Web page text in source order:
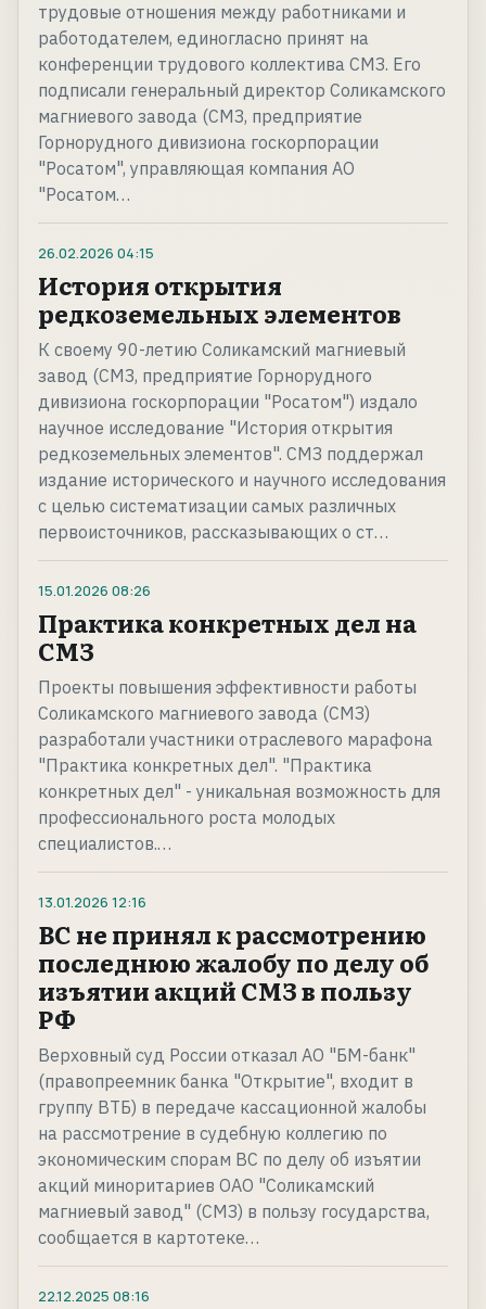
трудовые отношения между работниками и
работодателем, единогласно принят на
конференции трудового коллектива СМЗ. Его
подписали генеральный директор Соликамского
магниевого завода (СМЗ, предприятие
Горнорудного дивизиона госкорпорации
"Росатом", управляющая компания АО
"Росатом…
26.02.2026 04:15
История открытия
редкоземельных элементов
К своему 90-летию Соликамский магниевый
завод (СМЗ, предприятие Горнорудного
дивизиона госкорпорации "Росатом") издало
научное исследование "История открытия
редкоземельных элементов". СМЗ поддержал
издание исторического и научного исследования
с целью систематизации самых различных
первоисточников, рассказывающих о ст…
15.01.2026 08:26
Практика конкретных дел на
СМЗ
Проекты повышения эффективности работы
Соликамского магниевого завода (СМЗ)
разработали участники отраслевого марафона
"Практика конкретных дел". "Практика
конкретных дел" - уникальная возможность для
профессионального роста молодых
специалистов.…
13.01.2026 12:16
ВС не принял к рассмотрению
последнюю жалобу по делу об
изъятии акций СМЗ в пользу
РФ
Верховный суд России отказал АО "БМ-банк"
(правопреемник банка "Открытие", входит в
группу ВТБ) в передаче кассационной жалобы
на рассмотрение в судебную коллегию по
экономическим спорам ВС по делу об изъятии
акций миноритариев ОАО "Соликамский
магниевый завод" (СМЗ) в пользу государства,
сообщается в картотеке…
22.12.2025 08:16